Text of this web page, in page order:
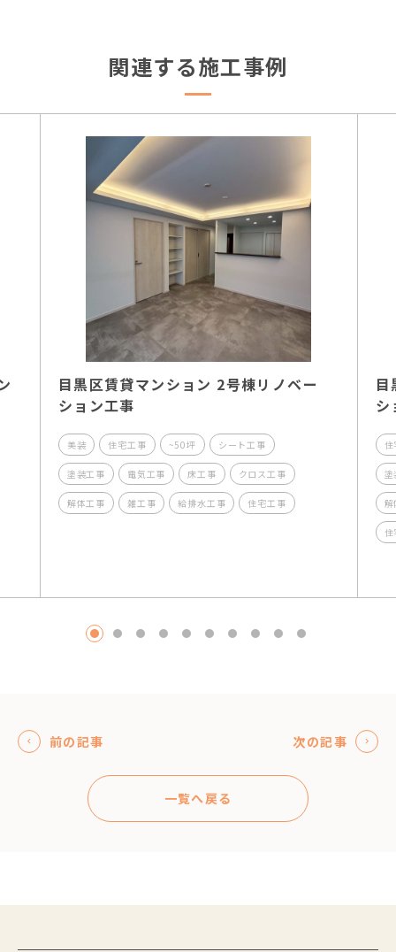
関連する施工事例
目黒区賃貸マンション 2号棟リノベー
ション工事
美装 住宅工事 ~50坪 シート工事
塗装工事 電気工事 床工事 クロス工事
解体工事 雑工事 給排水工事 住宅工事
シ
住
塗
解
住
1
2 3 4 5 6 7 8
前の記事 次の記事
一覧へ戻る